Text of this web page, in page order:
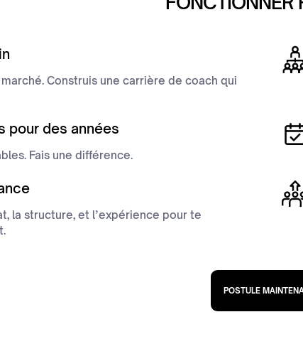
Construis une carrière de coach qui
pour des années
Fais une différence.
la structure, et l’expérience pour te
POSTULE